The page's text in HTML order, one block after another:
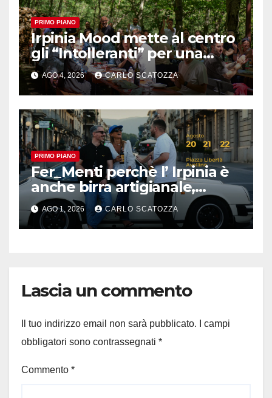
PRIMO PIANO
Irpinia Mood mette al centro
gli “Intolleranti” per una
rivoluzione sostenibile del
cibo
AGO 4, 2026 CARLO SCATOZZA
PRIMO PIANO
Fer_Menti perchè l’ Irpinia è
anche birra artigianale,
appuntamento ad Avellino
AGO 1, 2026 CARLO SCATOZZA
Lascia un commento
Il tuo indirizzo email non sarà pubblicato.
I campi
obbligatori sono contrassegnati *
Commento *